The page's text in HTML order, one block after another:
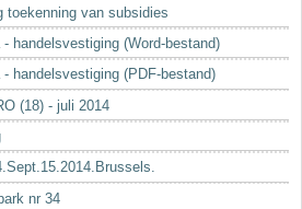
toekenning van subsidies
handelsvestiging (Word-bestand)
handelsvestiging (PDF-bestand)
(18) - juli 2014
nr 34